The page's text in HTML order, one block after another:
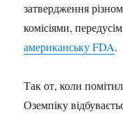
затвердження
комісіями,
американську FDA.
Так от, коли
Оземпіку